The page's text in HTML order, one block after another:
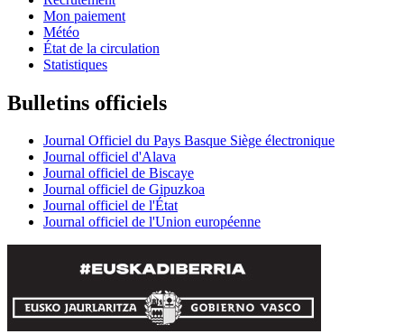
Mon paiement
Météo
État de la circulation
Statistiques
Bulletins officiels
Journal Officiel du Pays Basque Siège électronique
Journal officiel d'Alava
Journal officiel de Biscaye
Journal officiel de Gipuzkoa
Journal officiel de l'État
Journal officiel de l'Union européenne